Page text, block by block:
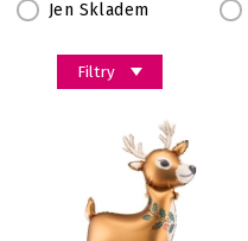
Filtry
Jen Skladem